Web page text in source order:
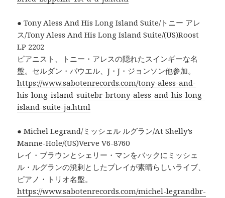
● Tony Aless And His Long Island Suite/トニー アレ
ス/Tony Aless And His Long Island Suite/(US)Roost
LP 2202
ピアニスト、トニー・アレスの隠れたスインギーな名
盤。セルダン・パウエル、J・J・ジョンソン他参加。
https://www.sabotenrecords.com/tony-aless-and-
his-long-island-suitebr-brtony-aless-and-his-long-
island-suite-ja.html
● Michel Legrand/ミッシェル ルグラン/At Shelly’s
Manne-Hole/(US)Verve V6-8760
レイ・ブラウンとシェリー・マンをバックにミッシェ
ル・ルグランの溌剌としたプレイが素晴らしいライブ、
ピアノ・トリオ名盤。
https://www.sabotenrecords.com/michel-legrandbr-